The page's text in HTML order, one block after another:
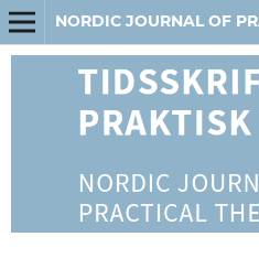
NORDIC JOURNAL OF